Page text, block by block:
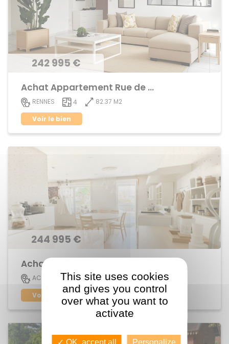
242 995 €
Achat Appartement Rue de Nantes
RENNES 4
82.37 M2
Voir le bien
244 995 €
ACIGNE 4
73 M2
Voir le bien
This site uses cookies
and gives you control
over what you want to
activate
✓ OK, accept all Personalize